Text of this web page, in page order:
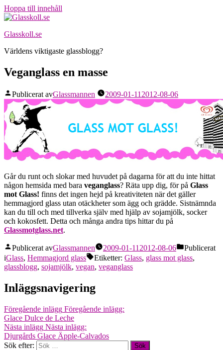
Hoppa till innehåll
Glasskoll.se
Världens viktigaste glassblogg?
Veganglass en masse
Publicerat avGlassmannen 2009-01-11 2012-08-06
Går du runt och slokar med huvudet på dagarna för att du inte hittat
någon hemsida med bara veganglass? Räta upp dig, för på Glass
mot Glass! finns det ingen hejd på kreativiteten när det gäller
hemmagjord glass utan otäckheter som ägg och grädde. Sistnämnda
kan du till och med tillverka själv med hjälp av sojamjölk, socker
och kokosfett. Detta och många andra tips hittar du på
Glassmotglass.net.
Publicerat avGlassmannen 2009-01-11 2012-08-06
Publicerat
iGlass, Hemmagjord glass Etiketter: Glass, glass mot glass,
glassblogg, sojamjölk, vegan, veganglass
Inläggsnavigering
Föregående inlägg Föregående inlägg:
Glace Dulce de Leche
Nästa inlägg Nästa inlägg:
Djurgårds Glace Äpple-Calvados
Sök efter: